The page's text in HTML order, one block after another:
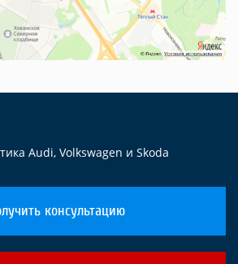
Audi, Volkswagen и Skoda
консультацию